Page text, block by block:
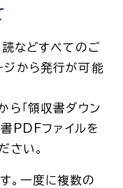
読などすべてのご
ジから発行が可能
ら「領収書ダウン
書PDFファイルを
さい。
。一度に複数の